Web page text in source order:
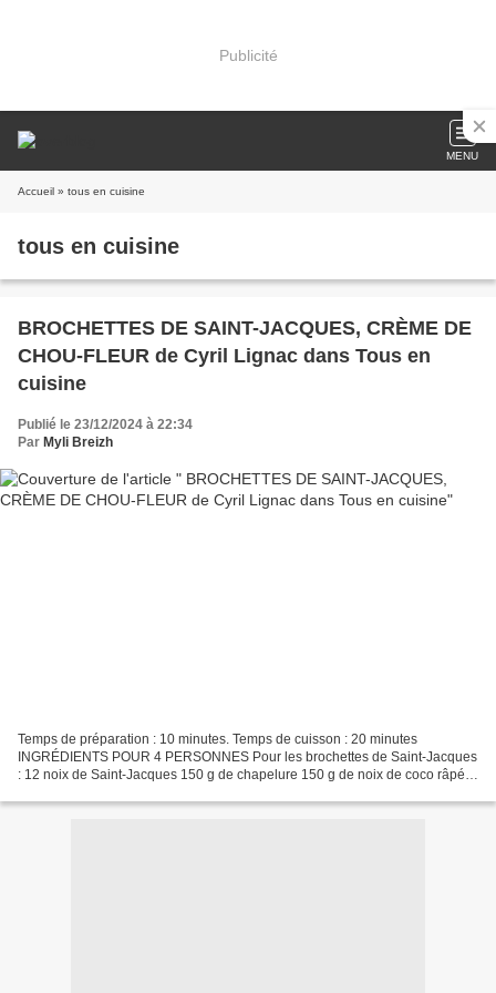
Publicité
MENU
Accueil » tous en cuisine
tous en cuisine
BROCHETTES DE SAINT-JACQUES, CRÈME DE
CHOU-FLEUR de Cyril Lignac dans Tous en
cuisine
Publié le 23/12/2024 à 22:34
Par Myli Breizh
Temps de préparation : 10 minutes. Temps de cuisson : 20 minutes
INGRÉDIENTS POUR 4 PERSONNES Pour les brochettes de Saint-Jacques
: 12 noix de Saint-Jacques 150 g de chapelure 150 g de noix de coco râpée